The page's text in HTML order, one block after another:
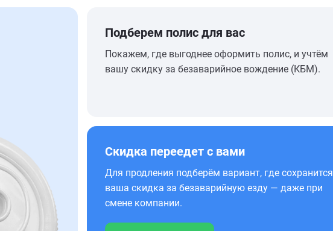
Подберем полис для вас
Покажем, где выгоднее оформить полис, и учтём
вашу скидку за безаварийное вождение (КБМ).
Скидка переедет с вами
Для продления подберём вариант, где сохранится
ваша скидка за безаварийную езду — даже при
смене компании.